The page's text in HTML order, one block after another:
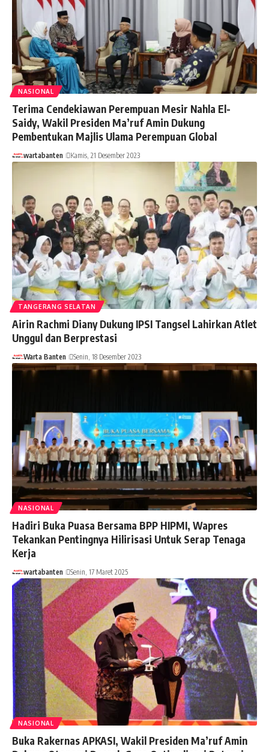
NASIONAL
Terima Cendekiawan Perempuan Mesir Nahla El-
Saidy, Wakil Presiden Ma’ruf Amin Dukung
Pembentukan Majlis Ulama Perempuan Global
wartabanten Kamis, 21 Desember 2023
TANGERANG SELATAN
Airin Rachmi Diany Dukung IPSI Tangsel Lahirkan Atlet
Unggul dan Berprestasi
Warta Banten Senin, 18 Desember 2023
NASIONAL
Hadiri Buka Puasa Bersama BPP HIPMI, Wapres
Tekankan Pentingnya Hilirisasi Untuk Serap Tenaga
Kerja
wartabanten Senin, 17 Maret 2025
NASIONAL
Buka Rakernas APKASI, Wakil Presiden Ma’ruf Amin